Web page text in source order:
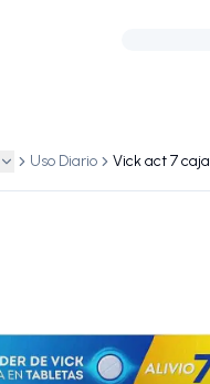
Uso Diario Vick act 7